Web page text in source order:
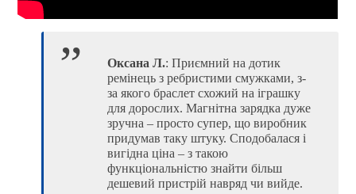
Оксана Л.: Приємний на дотик
ремінець з ребристими смужками, з-
за якого браслет схожий на іграшку
для дорослих. Магнітна зарядка дуже
зручна – просто супер, що виробник
придумав таку штуку. Сподобалася і
вигідна ціна – з такою
функціональністю знайти більш
дешевий пристрій навряд чи вийде.